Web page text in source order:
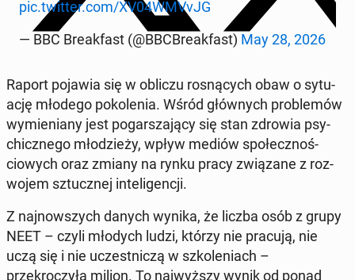
pic.twitter.com/XV04WMVvJG
— BBC Break­fast (@BBCBreak­fast) May 28, 2026
Raport pojawia się w obliczu ros­ną­cych obaw o sytu­
ację młodego pokole­nia. Wśród głównych prob­lemów
wymieni­any jest pog­a­rsza­ją­cy się stan zdrowia psy­
chicznego młodzieży, wpływ mediów społecznoś­
ciowych oraz zmiany na rynku pracy związane z roz­
wo­jem sz­tucznej in­teligencji.
Z na­jnowszych danych wynika, że liczba osób z grupy
NEET – czyli młodych ludzi, którzy nie pracują, nie
uczą się i nie uczest­niczą w szkole­ni­ach –
przekroczyła milion. To na­jwyższy wynik od ponad